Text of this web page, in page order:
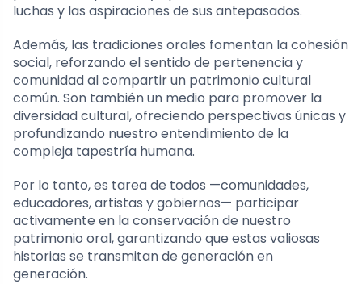
luchas y las aspiraciones de sus antepasados.
Además, las tradiciones orales fomentan la cohesión
social, reforzando el sentido de pertenencia y
comunidad al compartir un patrimonio cultural
común. Son también un medio para promover la
diversidad cultural, ofreciendo perspectivas únicas y
profundizando nuestro entendimiento de la
compleja tapestría humana.
Por lo tanto, es tarea de todos —comunidades,
educadores, artistas y gobiernos— participar
activamente en la conservación de nuestro
patrimonio oral, garantizando que estas valiosas
historias se transmitan de generación en
generación.